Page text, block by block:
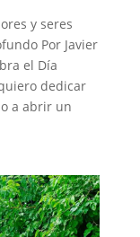
y seres
Por Javier
el Día
dedicar
a abrir un